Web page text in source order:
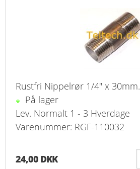
Rustfri Nippelrør 1/4" x 30mm.
På lager
Lev. Normalt 1 - 3 Hverdage
Varenummer: RGF-110032
24,00 DKK